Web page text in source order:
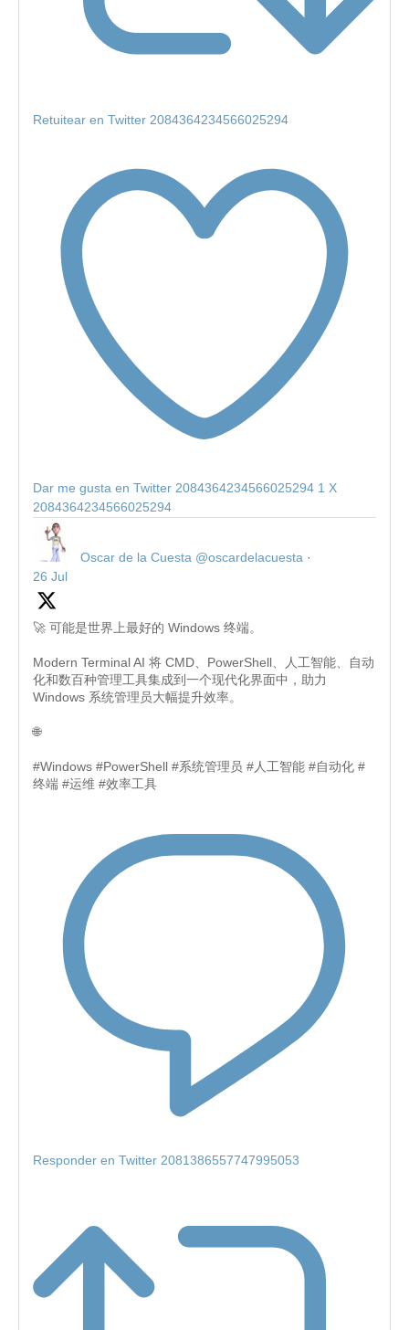
Retuitear en Twitter 2084364234566025294
Dar me gusta en Twitter 2084364234566025294 1 X
2084364234566025294
Oscar de la Cuesta @oscardelacuesta ·
26 Jul
🚀 可能是世界上最好的 Windows 终端。
Modern Terminal AI 将 CMD、PowerShell、人工智能、自动
化和数百种管理工具集成到一个现代化界面中，助力
Windows 系统管理员大幅提升效率。
🌐
#Windows #PowerShell #系统管理员 #人工智能 #自动化 #
终端 #运维 #效率工具
Responder en Twitter 2081386557747995053